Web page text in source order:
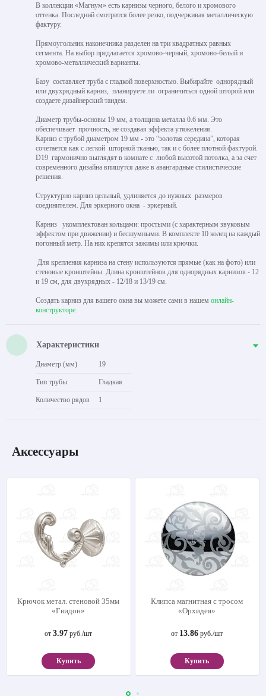
В коллекции «Магнум» есть карнизы черного, белого и хромового
оттенка. Последний смотрится более резко, подчеркивая металлическую
фактуру.
Прямоугольник наконечника разделен на три квадратных равных
сегмента. На выбор предлагается хромово-черный, хромово-белый и
хромово-металлический варианты.
Базу составляет труба с гладкой поверхностью. Выбирайте однорядный
или двухрядный карниз, планируете ли ограничиться одной шторой или
создаете дизайнерский тандем.
Диаметр трубы-основы 19 мм, а толщина металла 0.6 мм. Это
обеспечивает прочность, не создавая эффекта утяжеления.
Карниз с трубой диаметром 19 мм - это “золотая середина”, которая
сочетается как с легкой шторной тканью, так и с более плотной фактурой.
D19 гармонично выглядят в комнате с любой высотой потолка, а за счет
современного дизайна впишутся даже в авангардные стилистические
решения.
Структурно карниз цельный, удлиняется до нужных размеров
соединителем. Для эркерного окна - эркерный.
Карниз укомплектован кольцами: простыми (с характерным звуковым
эффектом при движении) и бесшумными. В комплекте 10 колец на каждый
погонный метр. На них крепятся зажимы или крючки.
Для крепления карниза на стену используются прямые (как на фото) или
стеновые кронштейны. Длина кронштейнов для однорядных карнизов - 12
и 19 см, для двухрядных - 12/18 и 13/19 см.
Создать карниз для вашего окна вы можете сами в нашем онлайн-
конструкторе.
Характеристики
Диаметр (мм) 19
Тип трубы Гладкая
Количество рядов 1
Аксессуары
Крючок метал. стеновой 35мм
«Гвидон»
от3.97 руб./шт
Купить
Клипса магнитная с тросом
«Орхидея»
от 13.86 руб./шт
Купить